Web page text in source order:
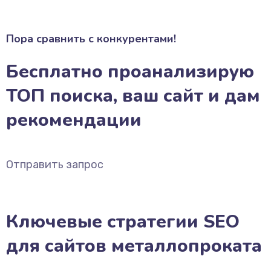
Пора сравнить с конкурентами!
Бесплатно проанализирую
ТОП поиска, ваш сайт и дам
рекомендации
Отправить запрос
Ключевые стратегии SEO
для сайтов металлопроката